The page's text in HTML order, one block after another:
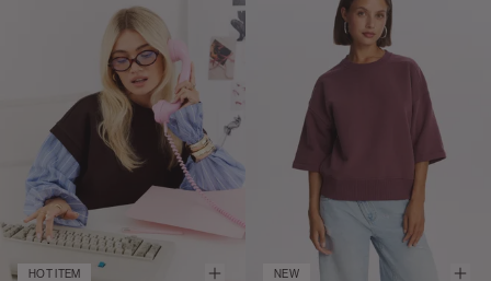
HOT ITEM NEW